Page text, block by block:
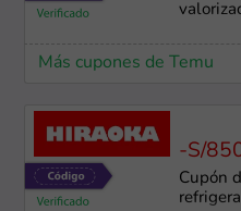
Más cupones de Temu
-S/
Cupón